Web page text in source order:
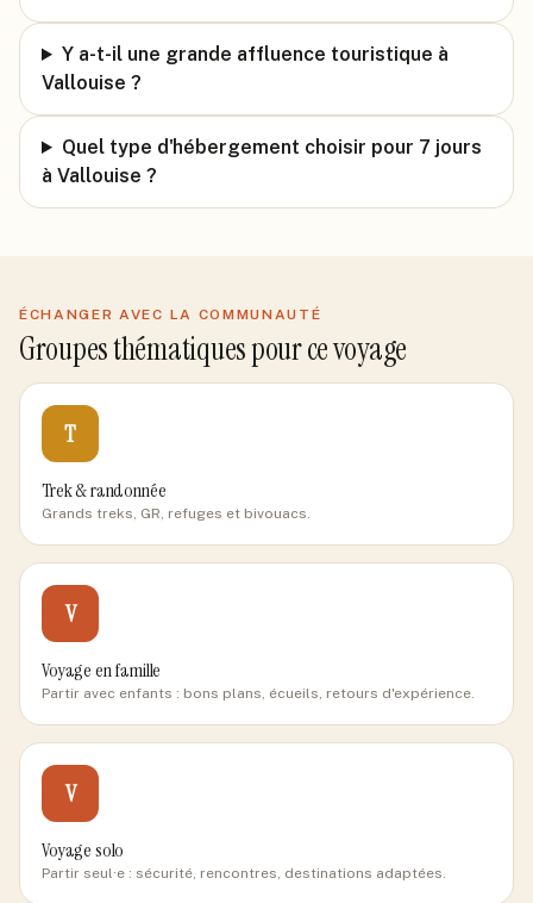
Y a-t-il une grande affluence touristique à
Vallouise ?
Quel type d'hébergement choisir pour 7 jours
à Vallouise ?
ÉCHANGER AVEC LA COMMUNAUTÉ
Groupes thématiques pour ce voyage
T
Trek & randonnée
Grands treks, GR, refuges et bivouacs.
V
Voyage en famille
Partir avec enfants : bons plans, écueils, retours d'expérience.
V
Voyage solo
Partir seul·e : sécurité, rencontres, destinations adaptées.